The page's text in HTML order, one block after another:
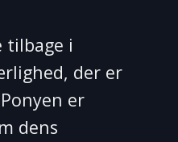
tilbage i
der er
er
dens